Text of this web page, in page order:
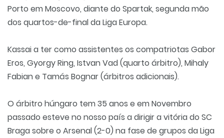
Porto em Moscovo, diante do Spartak, segunda mão
dos quartos-de-final da Liga Europa.
Kassai a ter como assistentes os compatriotas Gabor
Eros, Gyorgy Ring, Istvan Vad (quarto árbitro), Mihaly
Fabian e Tamás Bognar (árbitros adicionais).
O árbitro húngaro tem 35 anos e em Novembro
passado esteve no nosso país a dirigir a vitória do SC
Braga sobre o Arsenal (2-0) na fase de grupos da Liga